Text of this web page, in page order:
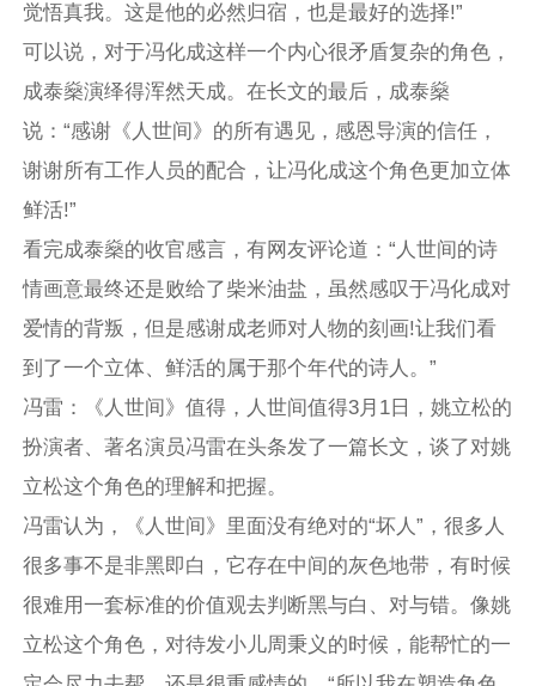
觉悟真我。这是他的必然归宿，也是最好的选择!”
可以说，对于冯化成这样一个内心很矛盾复杂的角色，
成泰燊演绎得浑然天成。在长文的最后，成泰燊
说：“感谢《人世间》的所有遇见，感恩导演的信任，
谢谢所有工作人员的配合，让冯化成这个角色更加立体
鲜活!”
看完成泰燊的收官感言，有网友评论道：“人世间的诗
情画意最终还是败给了柴米油盐，虽然感叹于冯化成对
爱情的背叛，但是感谢成老师对人物的刻画!让我们看
到了一个立体、鲜活的属于那个年代的诗人。”
冯雷：《人世间》值得，人世间值得3月1日，姚立松的
扮演者、著名演员冯雷在头条发了一篇长文，谈了对姚
立松这个角色的理解和把握。
冯雷认为，《人世间》里面没有绝对的“坏人”，很多人
很多事不是非黑即白，它存在中间的灰色地带，有时候
很难用一套标准的价值观去判断黑与白、对与错。像姚
立松这个角色，对待发小儿周秉义的时候，能帮忙的一